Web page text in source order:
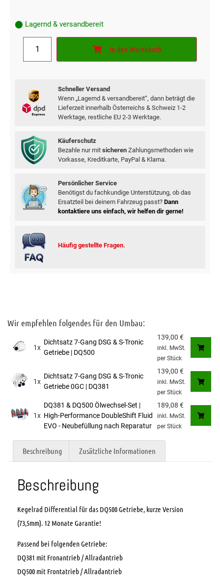
⬤ Lagernd & versandbereit
In den Warenkorb
Schneller Versand
Wenn „Lagernd & versandbereit“, dann beträgt die
Lieferzeit innerhalb Österreichs & Schweiz 1-2
Werktage, restliche EU 2-3 Werktage.
Käuferschutz
Bezahle nur mit sicherenZahlungsmethoden wie
Vorkasse, Kreditkarte, PayPal & Klarna.
Persönlicher Service
Benötigst du fachkundige Unterstützung, ob das
Ersatzteil bei deinem Fahrzeug passt? Dann
kontaktiere uns einfach, wir helfen dir gerne!
Häufig gestellte Fragen.
Wir empfehlen folgendes für den Umbau:
1x
Dichtsatz 7-Gang DSG & S-Tronic
Getriebe | DQ500
139,00 €
inkl. MwSt.
per Stück
1x
Dichtsatz 7-Gang DSG & S-Tronic
Getriebe 0GC | DQ381
139,00 €
inkl. MwSt.
per Stück
1x
DQ381 & DQ500 Ölwechsel-Set |
High-Performance DoubleShift Fluid
EVO - Neubefüllung nach Reparatur
189,08 €
inkl. MwSt.
per Stück
Beschreibung Zusätzliche Informationen
Beschreibung
Kegelrad Differential für das DQ500 Getriebe, kurze Version
(73,5mm). 12 Monate Garantie!
Passend bei folgenden Getriebe:
DQ381 mit Fronantrieb / Allradantrieb
DQ500 mit Frontatrieb / Allradantrieb